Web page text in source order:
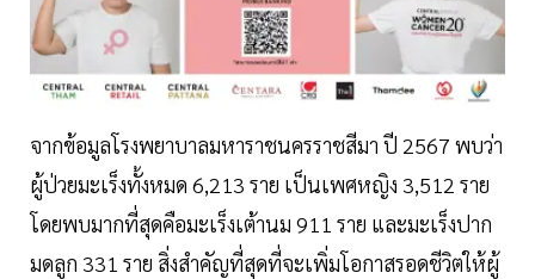
จากข้อมูลโรงพยาบาลมหาราชนครราชสีมา ปี 2567 พบว่า
ผู้ป่วยมะเร็งทั้งหมด 6,213 ราย เป็นเพศหญิง 3,512 ราย
โดยพบมากที่สุดคือมะเร็งเต้านม 911 ราย และมะเร็งปาก
มดลูก 331 ราย สิ่งสำคัญที่สุดที่จะเพิ่มโอกาสรอดชีวิตให้ผู้